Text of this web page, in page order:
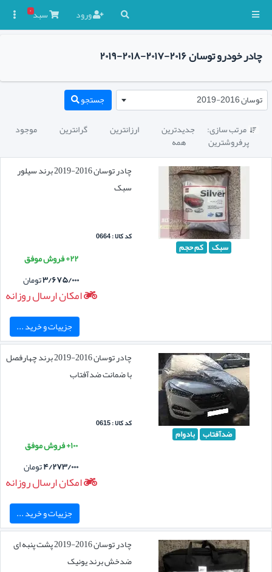
ورود سبد۰
چادر خودرو توسان ۲۰۱۶-۲۰۱۷-۲۰۱۸-۲۰۱۹
توسان 2016-2019 جستجو
 مرتب سازی: جدیدترین ارزانترین گرانترین موجود
پرفروشترین همه
سبک کم حجم
چادر توسان 2016-2019 برند سیلور
سبک
کد کالا : 0664
۲۲+ فروش موفق
۳/۶۷۵/۰۰۰تومان
امکان ارسال روزانه
جزییات و خرید ...
ضدآفتاب بادوام
چادر توسان 2016-2019 برند چهارفصل
با ضمانت ضدآفتاب
کد کالا : 0615
۱۰۰+ فروش موفق
۴/۲۷۳/۰۰۰تومان
امکان ارسال روزانه
جزییات و خرید ...
چادر توسان 2016-2019 پشت پنبه ای
ضدخش برند یونیک